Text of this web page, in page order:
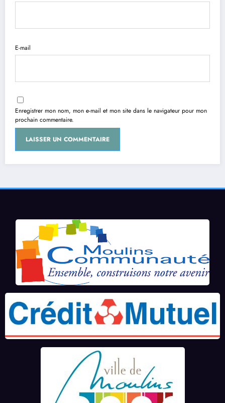
E-mail
Enregistrer mon nom, mon e-mail et mon site dans le navigateur pour mon
prochain commentaire.